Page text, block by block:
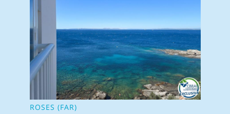
ROSES (FAR)